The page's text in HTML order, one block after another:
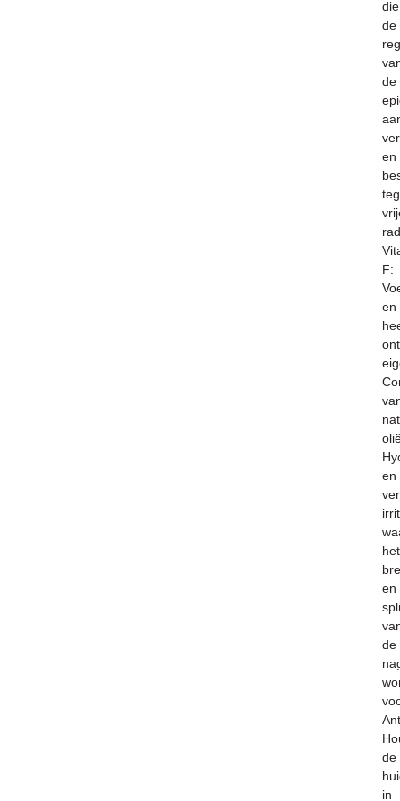
die
de
de
en
F:
en
en
het
en
de
de
in